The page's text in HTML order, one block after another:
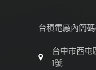
台積電廠內簡
台中市西屯
1號